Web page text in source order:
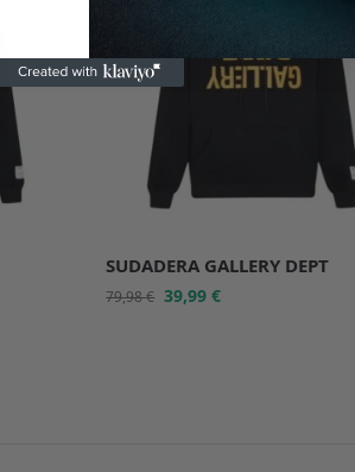
SUDADERA GALLERY DEPT
79,98€ 39,99€